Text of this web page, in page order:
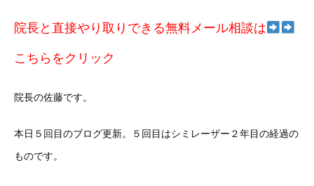
院長と直接やり取りできる無料メール相談は
こちらをクリック
院長の佐藤です。
本日５回目のブログ更新。５回目はシミレーザー２年目の経過の
ものです。